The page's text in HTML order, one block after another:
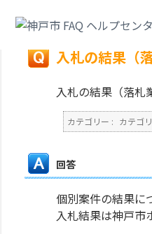
戻る
入札の結果（
入札の結果（落札
カテゴリー : カテゴ
回答
個別案件の結果に
入札結果は神戸市